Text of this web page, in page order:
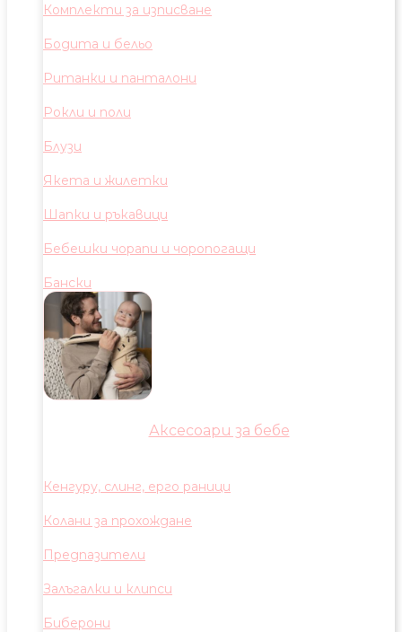
Комплекти за изписване
Бодита и бельо
Ританки и панталони
Рокли и поли
Блузи
Якета и жилетки
Шапки и ръкавици
Бебешки чорапи и чоропогащи
Бански
Аксесоари за бебе
Кенгуру, слинг, ерго раници
Колани за прохождане
Предпазители
Залъгалки и клипси
Биберони